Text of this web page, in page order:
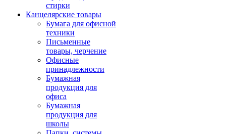
стирки
Канцелярские товары
Бумага для офисной
техники
Письменные
товары, черчение
Офисные
принадлежности
Бумажная
продукция для
офиса
Бумажная
продукция для
школы